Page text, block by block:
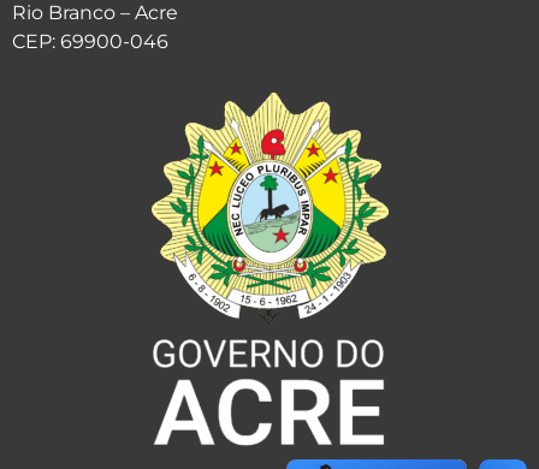
Rio Branco – Acre
CEP: 69900-046